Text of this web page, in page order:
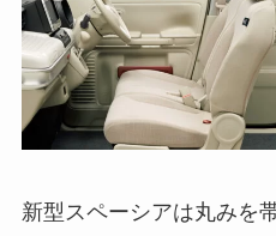
新型スペーシアは丸みを